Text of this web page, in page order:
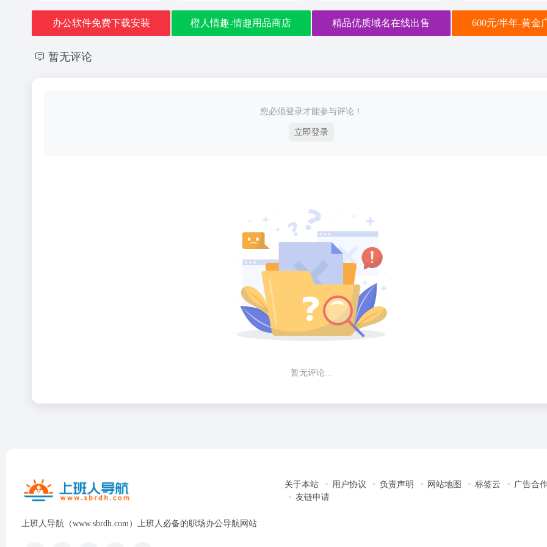
办公软件免费下载安装 橙人情趣-情趣用品商店 精品优质域名在线出售 600元/半年-黄金
暂无评论
您必须登录才能参与评论！
立即登录
暂无评论...
上班人导航（www.sbrdh.com）上班人必备的职场办公导航网站
关于本站 用户协议 负责声明 网站地图 标签云
广告合
友链申请